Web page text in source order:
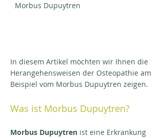
Morbus Dupuytren
In diesem Artikel möchten wir Ihnen die
Herangehensweisen der Osteopathie am
Beispiel vom Morbus Dupuytren zeigen.
Was ist Morbus Dupuytren?
Morbus Dupuytren ist eine Erkrankung